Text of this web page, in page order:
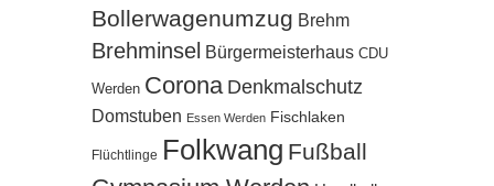
Bollerwagenumzug Brehm
Brehminsel Bürgermeisterhaus CDU
Werden Corona Denkmalschutz
Domstuben Essen Werden Fischlaken
Flüchtlinge Folkwang Fußball